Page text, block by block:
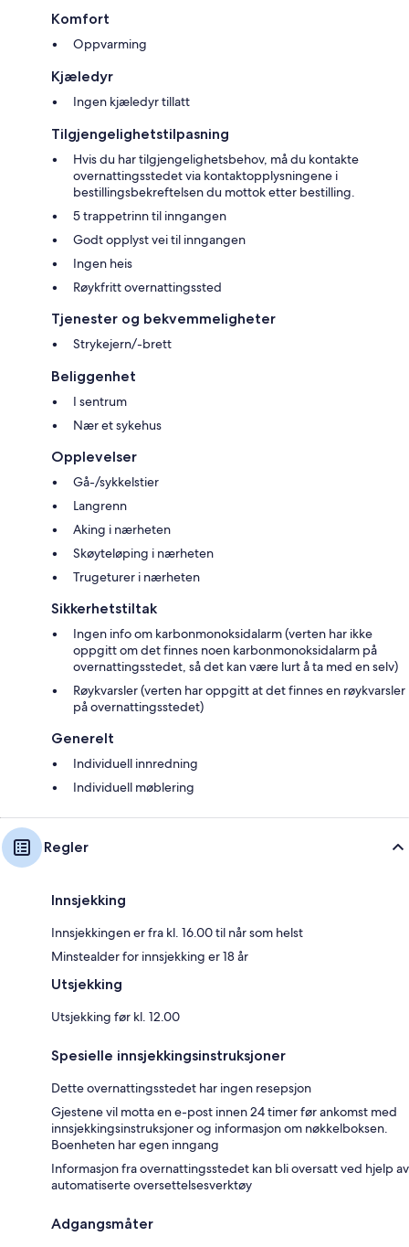
Komfort
Oppvarming
Kjæledyr
Ingen kjæledyr tillatt
Tilgjengelighetstilpasning
Hvis du har tilgjengelighetsbehov, må du kontakte
overnattingsstedet via kontaktopplysningene i
bestillingsbekreftelsen du mottok etter bestilling.
5 trappetrinn til inngangen
Godt opplyst vei til inngangen
Ingen heis
Røykfritt overnattingssted
Tjenester og bekvemmeligheter
Strykejern/-brett
Beliggenhet
I sentrum
Nær et sykehus
Opplevelser
Gå-/sykkelstier
Langrenn
Aking i nærheten
Skøyteløping i nærheten
Trugeturer i nærheten
Sikkerhetstiltak
Ingen info om karbonmonoksidalarm (verten har ikke
oppgitt om det finnes noen karbonmonoksidalarm på
overnattingsstedet, så det kan være lurt å ta med en selv)
Røykvarsler (verten har oppgitt at det finnes en røykvarsler
på overnattingsstedet)
Generelt
Individuell innredning
Individuell møblering
Regler
Innsjekking
Innsjekkingen er fra kl. 16.00 til når som helst
Minstealder for innsjekking er 18 år
Utsjekking
Utsjekking før kl. 12.00
Spesielle innsjekkingsinstruksjoner
Dette overnattingsstedet har ingen resepsjon
Gjestene vil motta en e-post innen 24 timer før ankomst med
innsjekkingsinstruksjoner og informasjon om nøkkelboksen.
Boenheten har egen inngang
Informasjon fra overnattingsstedet kan bli oversatt ved hjelp av
automatiserte oversettelsesverktøy
Adgangsmåter